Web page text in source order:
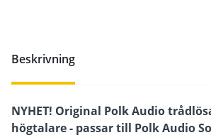
Beskrivning
NYHET! Original Polk Audio
högtalare - passar till Polk Audio